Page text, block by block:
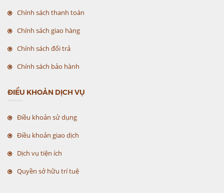
Chính sách thanh toán
Chính sách giao hàng
Chính sách đổi trả
Chính sách bảo hành
ĐIỀU KHOẢN DỊCH VỤ
Điều khoản sử dụng
Điều khoản giao dịch
Dịch vụ tiện ích
Quyền sở hữu trí tuệ